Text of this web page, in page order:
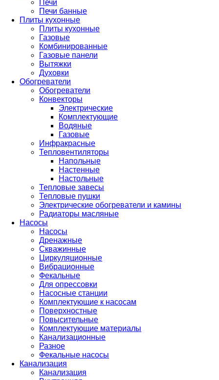
Печи
Печи банные
Плиты кухонные
Плиты кухонные
Газовые
Комбинированные
Газовые панели
Вытяжки
Духовки
Обогреватели
Обогреватели
Конвекторы
Электрические
Комплектующие
Водяные
Газовые
Инфракрасные
Тепловентиляторы
Напольные
Настенные
Настольные
Тепловые завесы
Тепловые пушки
Электрические обогреватели и камины
Радиаторы масляные
Насосы
Насосы
Дренажные
Скважинные
Циркуляционные
Вибрационные
Фекальные
Для опрессовки
Насосные станции
Комплектующие к насосам
Поверхностные
Повысительные
Комплектующие материалы
Канализационные
Разное
Фекальные насосы
Канализация
Канализация